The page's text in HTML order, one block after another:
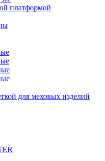
платформой
для меховых изделий